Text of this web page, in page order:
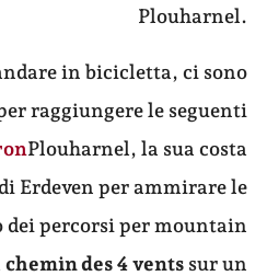
Plouharnel.
in bicicletta, ci sono
raggiungere le seguenti
Plouharnel, la sua costa
Erdeven per ammirare le
dei percorsi per mountain
chemin des 4 vents sur un